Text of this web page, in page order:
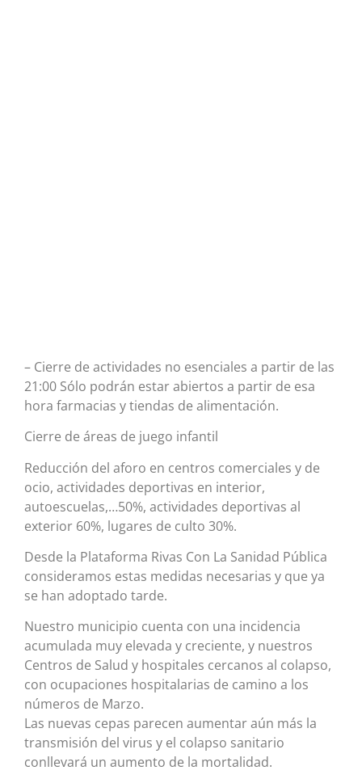
– Cierre de actividades no esenciales a partir de las
21:00 Sólo podrán estar abiertos a partir de esa
hora farmacias y tiendas de alimentación.
Cierre de áreas de juego infantil
Reducción del aforo en centros comerciales y de
ocio, actividades deportivas en interior,
autoescuelas,…50%, actividades deportivas al
exterior 60%, lugares de culto 30%.
Desde la Plataforma Rivas Con La Sanidad Pública
consideramos estas medidas necesarias y que ya
se han adoptado tarde.
Nuestro municipio cuenta con una incidencia
acumulada muy elevada y creciente, y nuestros
Centros de Salud y hospitales cercanos al colapso,
con ocupaciones hospitalarias de camino a los
números de Marzo.
Las nuevas cepas parecen aumentar aún más la
transmisión del virus y el colapso sanitario
conllevará un aumento de la mortalidad.